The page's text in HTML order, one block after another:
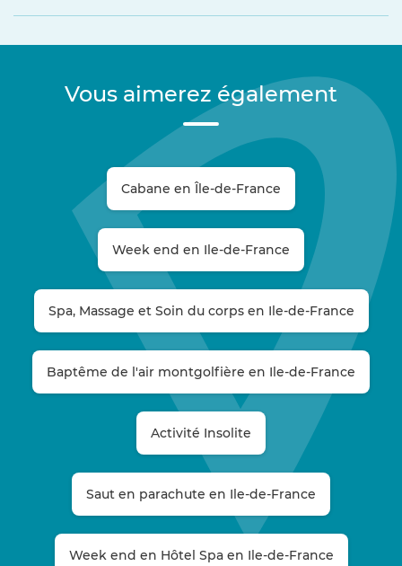
Vous aimerez également
Cabane en Île-de-France
Week end en Ile-de-France
Spa, Massage et Soin du corps en Ile-de-France
Baptême de l'air montgolfière en Ile-de-France
Activité Insolite
Saut en parachute en Ile-de-France
Week end en Hôtel Spa en Ile-de-France